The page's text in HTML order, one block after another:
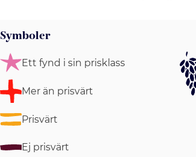
Symboler
Ett fynd i sin prisklass
Mer än prisvärt
Prisvärt
Ej prisvärt